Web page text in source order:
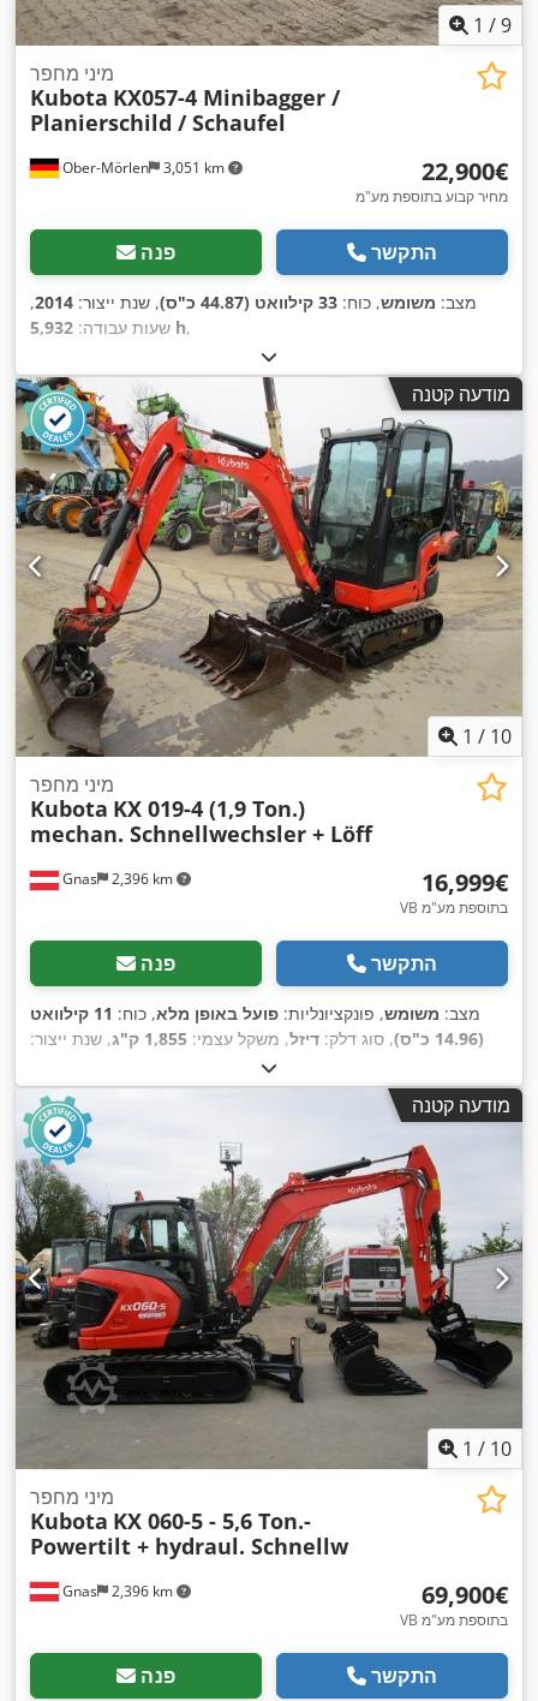
1 /9
Ober-Mörlen 3,051 km
מיני מחפר
Kubota KX057-4 Minibagger /
Planierschild / Schaufel
‏22,900 ‏€
מחיר קבוע בתוספת מע"מ
פנה התקשר
מצב: משומש, כוח: 33 קילוואט (44.87 כ"ס) , שנת ייצור: 2014
,
שעות עבודה: 5,932 h,
מודעה קטנה
1 / 10
Gnas 2,396 km
מיני מחפר
Kubota KX 019-4 (1,9 Ton.)
mechan. Schnellwechsler + Löff
‏16,999 ‏€
VB בתוספת מע"מ
פנה התקשר
מצב: משומש, פונקציונליות: פועל באופן מלא, כוח:
11 קילוואט
(14.96 כ"ס)
, סוג דלק: דיזל, משקל עצמי: 1,855 ק"ג
, שנת ייצור:
מודעה קטנה
1 / 10
Gnas 2,396 km
מיני מחפר
Kubota KX 060-5 - 5,6 Ton.-
Powertilt + hydraul. Schnellw
‏69,900 ‏€
VB בתוספת מע"מ
פנה התקשר